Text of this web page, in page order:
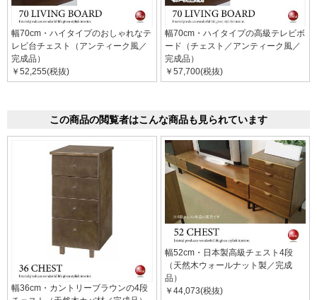
幅70cm・ハイタイプのおしゃれなテ
レビ台チェスト（アンティーク風／
完成品）
￥52,255(税抜)
幅70cm・ハイタイプの高級テレビボ
ード（チェスト／アンティーク風／
完成品）
￥57,700(税抜)
この商品の閲覧者はこんな商品も見られています
幅36cm・カントリーブラウンの4段
幅52cm・日本製高級チェスト4段
（天然木ウォールナット製／完成
品）
￥44,073(税抜)